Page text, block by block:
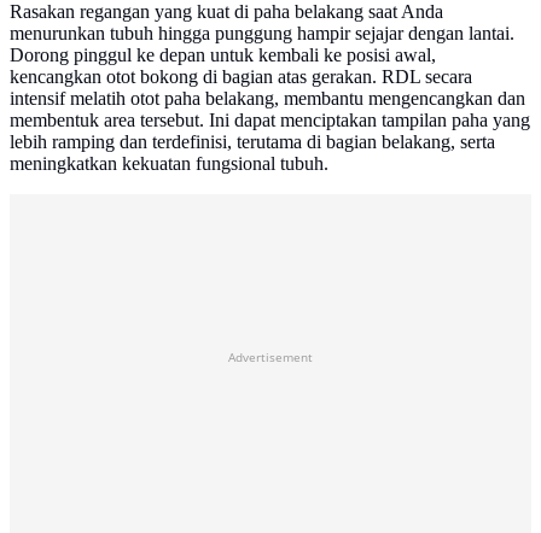
Rasakan regangan yang kuat di paha belakang saat Anda
menurunkan tubuh hingga punggung hampir sejajar dengan lantai.
Dorong pinggul ke depan untuk kembali ke posisi awal,
kencangkan otot bokong di bagian atas gerakan. RDL secara
intensif melatih otot paha belakang, membantu mengencangkan dan
membentuk area tersebut. Ini dapat menciptakan tampilan paha yang
lebih ramping dan terdefinisi, terutama di bagian belakang, serta
meningkatkan kekuatan fungsional tubuh.
Advertisement